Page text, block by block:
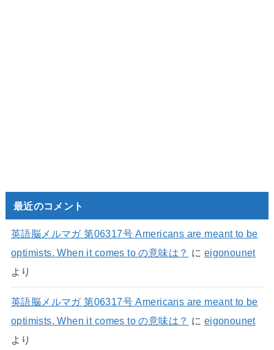
最近のコメント
英語脳メルマガ 第06317号 Americans are meant to be
optimists. When it comes to の意味は？ に eigonounet
より
英語脳メルマガ 第06317号 Americans are meant to be
optimists. When it comes to の意味は？ に eigonounet
より